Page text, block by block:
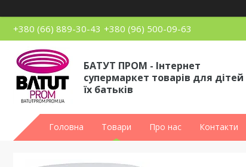
+380 (66) 889-30-43 +380 (96) 500-09-63
БАТУТ ПРОМ - Інтернет
супермаркет товарів для дітей
їх батьків
Головна Товари Про нас Контакти